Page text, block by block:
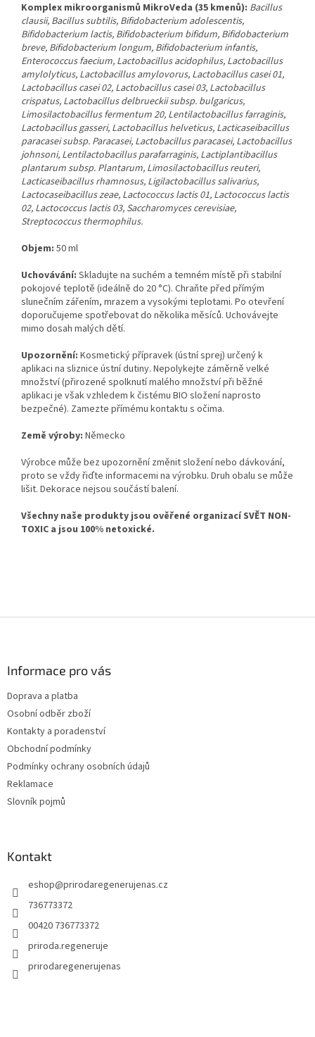
Komplex mikroorganismů MikroVeda (35 kmenů): Bacillus
clausii, Bacillus subtilis, Bifidobacterium adolescentis,
Bifidobacterium lactis, Bifidobacterium bifidum, Bifidobacterium
breve, Bifidobacterium longum, Bifidobacterium infantis,
Enterococcus faecium, Lactobacillus acidophilus, Lactobacillus
amylolyticus, Lactobacillus amylovorus, Lactobacillus casei 01,
Lactobacillus casei 02, Lactobacillus casei 03, Lactobacillus
crispatus, Lactobacillus delbrueckii subsp. bulgaricus,
Limosilactobacillus fermentum 20, Lentilactobacillus farraginis,
Lactobacillus gasseri, Lactobacillus helveticus, Lacticaseibacillus
paracasei subsp. Paracasei, Lactobacillus paracasei, Lactobacillus
johnsoni, Lentilactobacillus parafarraginis, Lactiplantibacillus
plantarum subsp. Plantarum, Limosilactobacillus reuteri,
Lacticaseibacillus rhamnosus, Ligilactobacillus salivarius,
Lactocaseibacillus zeae, Lactococcus lactis 01, Lactococcus lactis
02, Lactococcus lactis 03, Saccharomyces cerevisiae,
Streptococcus thermophilus.
Objem: 50 ml
Uchovávání: Skladujte na suchém a temném místě při stabilní
pokojové teplotě (ideálně do 20 °C). Chraňte před přímým
slunečním zářením, mrazem a vysokými teplotami. Po otevření
doporučujeme spotřebovat do několika měsíců. Uchovávejte
mimo dosah malých dětí.
Upozornění: Kosmetický přípravek (ústní sprej) určený k
aplikaci na sliznice ústní dutiny. Nepolykejte záměrně velké
množství (přirozené spolknutí malého množství při běžné
aplikaci je však vzhledem k čistému BIO složení naprosto
bezpečné). Zamezte přímému kontaktu s očima.
Země výroby: Německo
Výrobce může bez upozornění změnit složení nebo dávkování,
proto se vždy řiďte informacemi na výrobku. Druh obalu se může
lišit. Dekorace nejsou součástí balení.
Všechny naše produkty jsou ověřené organizací SVĚT NON-
TOXIC a jsou 100% netoxické.
Informace pro vás
Doprava a platba
Osobní odběr zboží
Kontakty a poradenství
Obchodní podmínky
Podmínky ochrany osobních údajů
Reklamace
Slovník pojmů
Kontakt
eshop@prirodaregenerujenas.cz
736773372
00420 736773372
priroda.regeneruje
prirodaregenerujenas